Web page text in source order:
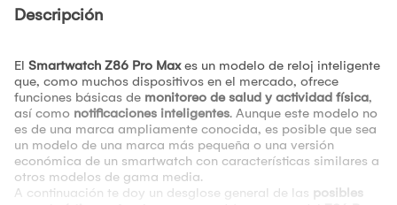
Descripción
El Smartwatch Z86 Pro Maxes un modelo de reloj inteligente
que, como muchos dispositivos en el mercado, ofrece
funciones básicas de monitoreo de salud y actividad física,
así como notificaciones inteligentes. Aunque este modelo no
es de una marca ampliamente conocida, es posible que sea
un modelo de una marca más pequeña o una versión
económica de un smartwatch con características similares a
otros modelos de gama media.
A continuación te doy un desglose general de las posibles